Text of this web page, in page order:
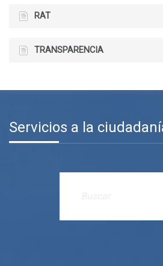
RAT
TRANSPARENCIA
Servicios a la